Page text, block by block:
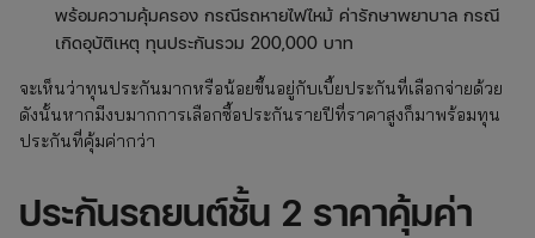
พร้อมความคุ้มครอง กรณีรถหายไฟไหม้ ค่ารักษาพยาบาล กรณี
เกิดอุบัติเหตุ ทุนประกันรวม 200,000 บาท
จะเห็นว่าทุนประกันมากหรือน้อยขึ้นอยู่กับเบี้ยประกันที่เลือกจ่ายด้วย
ดังนั้นหากมีงบมากการเลือกซื้อประกันรายปีที่ราคาสูงก็มาพร้อมทุน
ประกันที่คุ้มค่ากว่า
ประกันรถยนต์ชั้น 2 ราคาคุ้มค่า